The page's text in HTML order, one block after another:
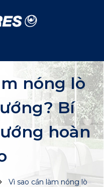
nóng lò
Bí
hoàn
Vì sao cần làm nóng lò